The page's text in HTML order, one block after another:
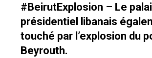
#BeirutExplosion – Le
présidentiel libanais
touché par l’explosion du
Beyrouth.